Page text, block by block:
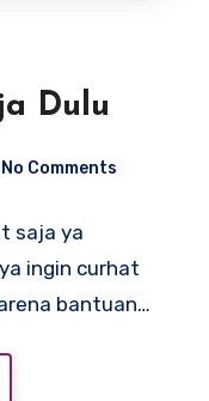
Dulu
No Comments
saja ya
ingin curhat
bantuan…